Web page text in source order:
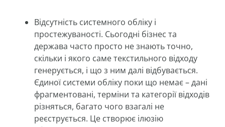
Відсутність системного обліку і
простежуваності. Сьогодні бізнес та
держава часто просто не знають точно,
скільки і якого саме текстильного відходу
генерується, і що з ним далі відбувається.
Єдиної системи обліку поки що немає – дані
фрагментовані, терміни та категорії відходів
різняться, багато чого взагалі не
реєструється. Це створює ілюзію